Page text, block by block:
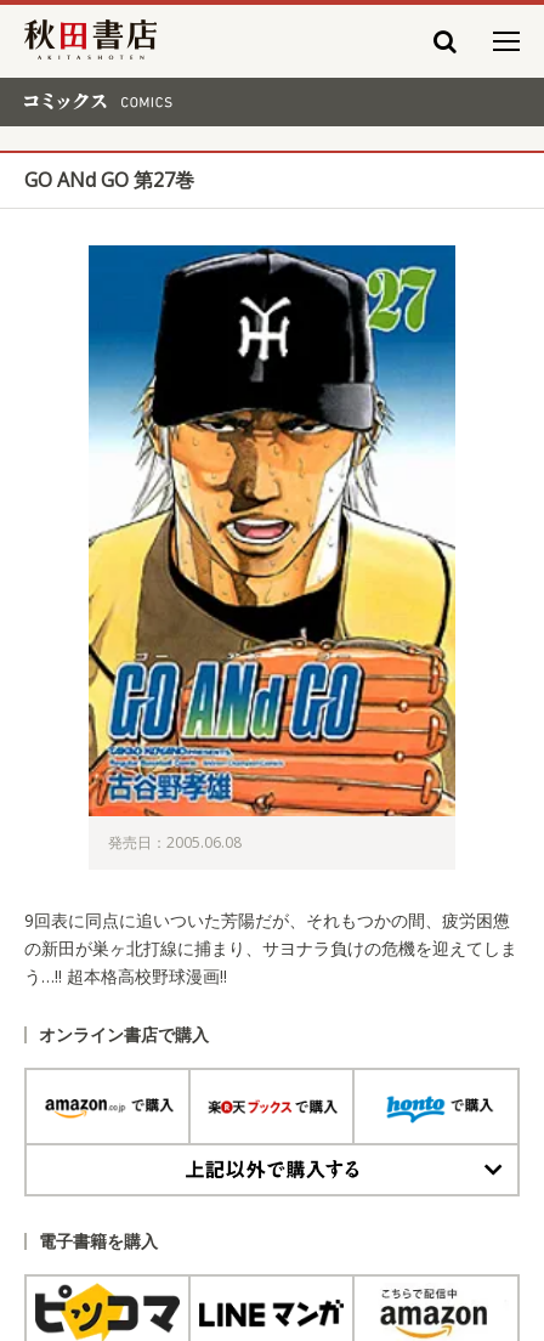
秋田書店
GO ANd GO 第27巻
発売日：2005.06.08
9回表に同点に追いついた芳陽だが、それもつかの間、疲労困憊
の新田が巣ヶ北打線に捕まり、サヨナラ負けの危機を迎えてしま
う…!! 超本格高校野球漫画!!
オンライン書店で購入
電子書籍を購入